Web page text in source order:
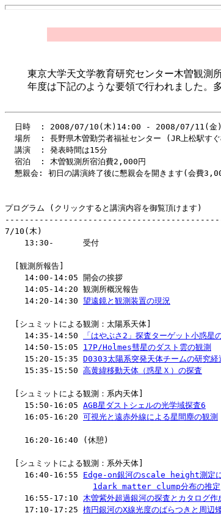
東京大学天文学教育研究センター木曽観測
年度は下記のような要領で行われました。
日時  : 2008/07/10(木)14:00 - 2008/07/11(金
場所  : 長野県木曽勤労者福祉センター (JR上松駅すぐ
  講演  : 発表時間は15分
  宿泊  : 木曽観測所宿泊費2,000円
懇親会: 初日の講演終了後に懇親会を開きます(会費
プログラム (クリックすると講演内容を御覧頂けます)
7/10(木)
    13:30-      受付
  [観測所報告]
14:00-14:05 開会の挨拶
14:05-14:20 観測所概況報告
    14:20-14:30
望遠鏡と観測装置の現況
  [シュミットによる観測：太陽系天体]
    14:35-14:50
「はやぶさ2」探査ターゲット小惑星
    14:50-15:05
17P/Holmes彗星のダスト雲の観測
    15:20-15:35
D0303太陽系突発天体チームの研究経
    15:35-15:50
高黄緯移動天体（惑星Ｘ）の探査
  [シュミットによる観測：系内天体]
    15:50-16:05
AGB星ダストシェルの光学域探査6
    16:05-16:20
可視光と遠赤外線による星間塵の観測
    16:20-16:40 (休憩)
  [シュミットによる観測：系外天体]
    16:40-16:55
Edge-on銀河のscale height測定
1dark matter clump分布の推定
    16:55-17:10
木曽紫外超過銀河の探査とカタログ作
    17:10-17:25
楕円銀河のX線光度のばらつきと周辺